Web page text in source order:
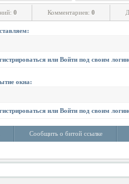
0 Комментариев: 0
или Войти под своим
окна:
или Войти под своим
Сообщить о битой ссылке